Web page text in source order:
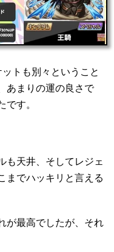
トも別々ということ
あまりの運の良さで
です。
も天井、そしてレジェ
までハッキリと言える
が最高でしたが、それ